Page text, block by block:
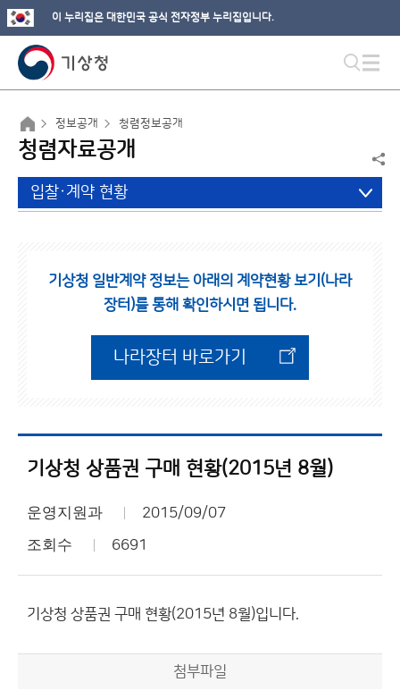
이 누리집은 대한민국 공식 전자정부 누리집입니다.
정보공개 청렴정보공개
청렴자료공개
입찰·계약 현황
기상청 일반계약 정보는 아래의 계약현황 보기(나라
장터)를 통해 확인하시면 됩니다.
나라장터 바로가기
기상청 상품권 구매 현황(2015년 8월)
운영지원과 2015/09/07
조회수 6691
기상청 상품권 구매 현황(2015년 8월)입니다.
첨부파일